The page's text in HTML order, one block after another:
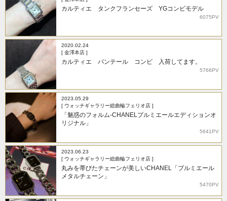
カルティエ タンクフランセーズ YGコンビモデル
6075PV
2020.02.24
[ 金澤本店 ]
カルティエ パンテール コンビ 入荷してます。
5766PV
2023.05.29
[ ウォッチギャラリー総曲輪フェリオ店 ]
「魅惑のフォルム-CHANELプルミエールエディションオ
リジナル」
5641PV
2023.06.23
[ ウォッチギャラリー総曲輪フェリオ店 ]
丸みを帯びたチェーンが美しいCHANEL「プルミエール
メタルチェーン」
5470PV